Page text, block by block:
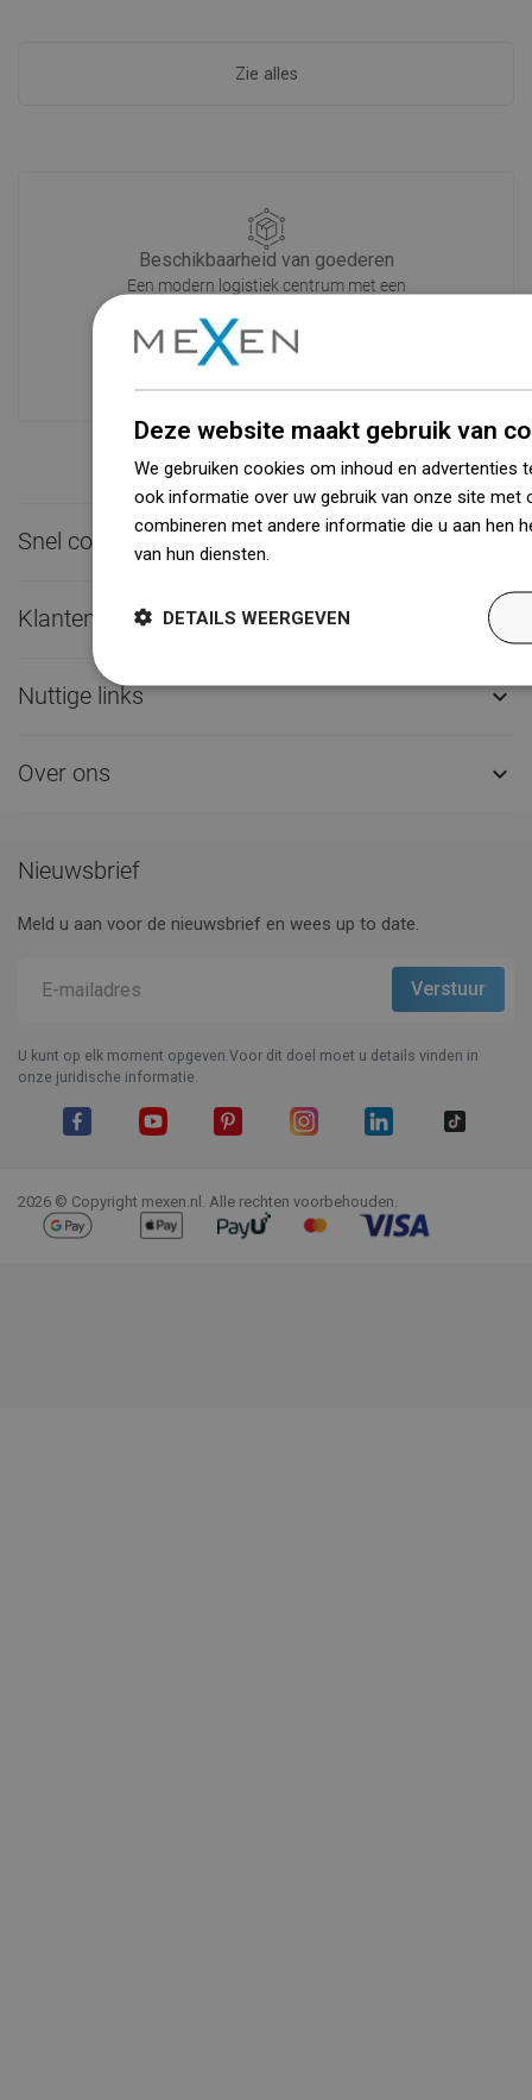
Zie alles
Beschikbaarheid van goederen
Een modern logistiek centrum met een
oppervlakte van 31.000 m² met meer
dan 68.000 palletplaatsen biedt meer
dan 1500.000 beschikbare producten!
Snel contact
Klantenservice 
Nuttige links 
Over ons 
Nieuwsbrief
Meld u aan voor de nieuwsbrief en wees up to date.
U kunt op elk moment opgeven.Voor dit doel moet u details vinden in
onze juridische informatie.
2026 © Copyright mexen.nl. Alle rechten voorbehouden.
Deze website maakt gebruik van
We gebruiken cookies om inhoud en advertenties
ook informatie over uw gebruik van onze site met
combineren met andere informatie die u aan hen
van hun diensten.
DETAILS WEERGEVEN